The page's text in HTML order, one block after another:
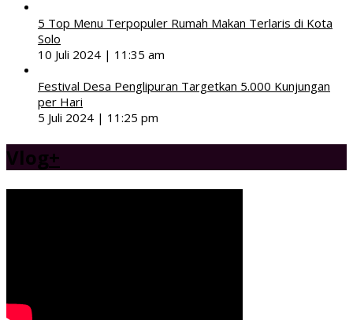
5 Top Menu Terpopuler Rumah Makan Terlaris di Kota
Solo
10 Juli 2024 | 11:35 am
Festival Desa Penglipuran Targetkan 5.000 Kunjungan
per Hari
5 Juli 2024 | 11:25 pm
Vlog+